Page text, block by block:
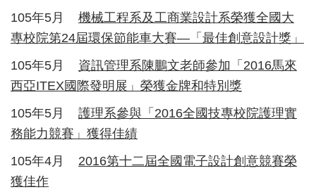
105年5月 機械工程系及工商業設計系榮獲全國大
專校院第24屆環保節能車大賽—「最佳創意設計獎」
105年5月 資訊管理系陳鵬文老師參加「2016馬來
西亞ITEX國際發明展」榮獲金牌和特別獎
105年5月 護理系參與「2016全國技專校院護理實
務能力競賽」獲得佳績
105年4月 2016第十二屆全國電子設計創意競賽榮
獲佳作